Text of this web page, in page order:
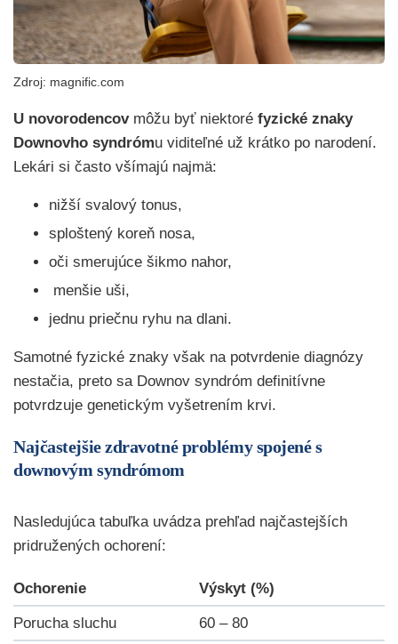
Zdroj: magnific.com
U novorodencovmôžu byť niektoré fyzické znaky
Downovho syndrómu viditeľné už krátko po narodení.
Lekári si často všímajú najmä:
nižší svalový tonus,
sploštený koreň nosa,
oči smerujúce šikmo nahor,
menšie uši,
jednu priečnu ryhu na dlani.
Samotné fyzické znaky však na potvrdenie diagnózy
nestačia, preto sa Downov syndróm definitívne
potvrdzuje genetickým vyšetrením krvi.
Najčastejšie zdravotné problémy spojené s
downovým syndrómom
Nasledujúca tabuľka uvádza prehľad najčastejších
pridružených ochorení:
Ochorenie Výskyt (%)
Porucha sluchu 60 – 80